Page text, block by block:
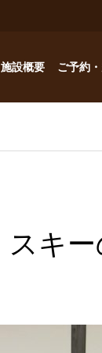
施設概要
ドッグハウス
ご予約
スキ